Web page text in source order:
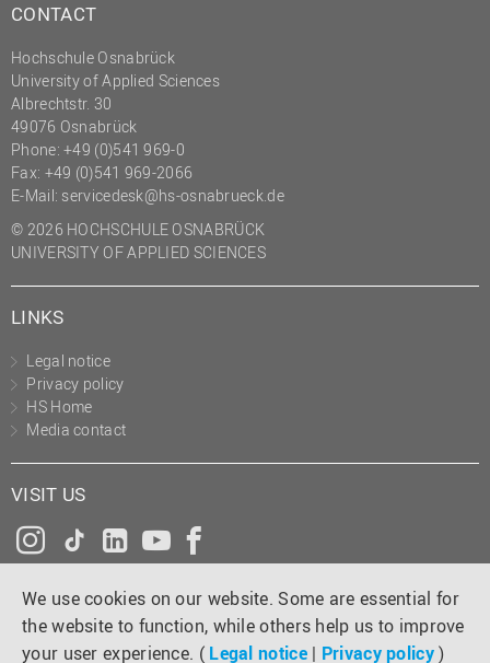
We use cookies on our website. Some are essential for
the website to function, while others help us to improve
your user experience. ( Legal notice | Privacy policy)
CONTACT
Hochschule Osnabrück
University of Applied Sciences
Albrechtstr. 30
49076 Osnabrück
Phone: +49 (0)541 969-0
Fax: +49 (0)541 969-2066
E-Mail: servicedesk@hs-osnabrueck.de
© 2026 HOCHSCHULE OSNABRÜCK
UNIVERSITY OF APPLIED SCIENCES
LINKS
Legal notice
Privacy policy
HS Home
Media contact
VISIT US
Instagram
Tiktok
LinkedInYouTube